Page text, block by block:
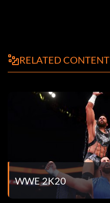
RELATED CONTENT
WWE 2K20